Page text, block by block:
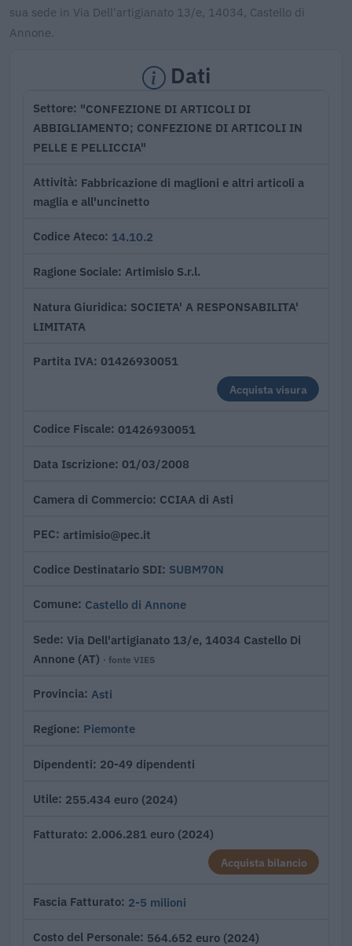
sua sede in Via Dell'artigianato 13/e, 14034, Castello di
Annone.
Dati
Settore "CONFEZIONE DI ARTICOLI DI
ABBIGLIAMENTO; CONFEZIONE DI ARTICOLI IN
PELLE E PELLICCIA"
Attività Fabbricazione di maglioni e altri articoli a
maglia e all'uncinetto
Codice Ateco 14.10.2
Ragione Sociale Artimisio S.r.l.
Natura Giuridica SOCIETA' A RESPONSABILITA'
LIMITATA
Partita IVA 01426930051
Acquista visura
Codice Fiscale 01426930051
Data Iscrizione 01/03/2008
Camera di Commercio CCIAA di Asti
PEC artimisio@pec.it
Codice Destinatario SDI SUBM70N
Comune Castello di Annone
Sede Via Dell'artigianato 13/e, 14034 Castello Di
Annone (AT) · fonte VIES
Provincia Asti
Regione Piemonte
Dipendenti 20-49 dipendenti
Utile 255.434 euro (2024)
Fatturato 2.006.281 euro (2024)
Acquista bilancio
Fascia Fatturato 2-5 milioni
Costo del Personale 564.652 euro (2024)